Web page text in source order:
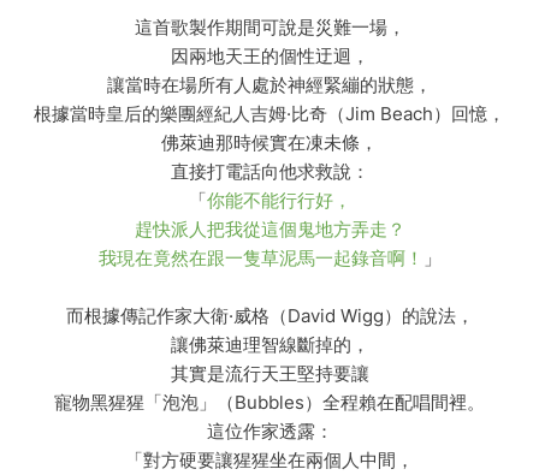
這首歌製作期間可說是災難一場，
因兩地天王的個性迂迴，
讓當時在場所有人處於神經緊繃的狀態，
根據當時皇后的樂團經紀人吉姆·比奇（Jim Beach）回憶，
佛萊迪那時候實在凍未條，
直接打電話向他求救說：
「你能不能行行好，
趕快派人把我從這個鬼地方弄走？
我現在竟然在跟一隻草泥馬一起錄音啊！ 」
而根據傳記作家大衛·威格（David Wigg）的說法，
讓佛萊迪理智線斷掉的，
其實是流行天王堅持要讓
寵物黑猩猩「泡泡」（Bubbles）全程賴在配唱間裡。
這位作家透露：
「對方硬要讓猩猩坐在兩個人中間，